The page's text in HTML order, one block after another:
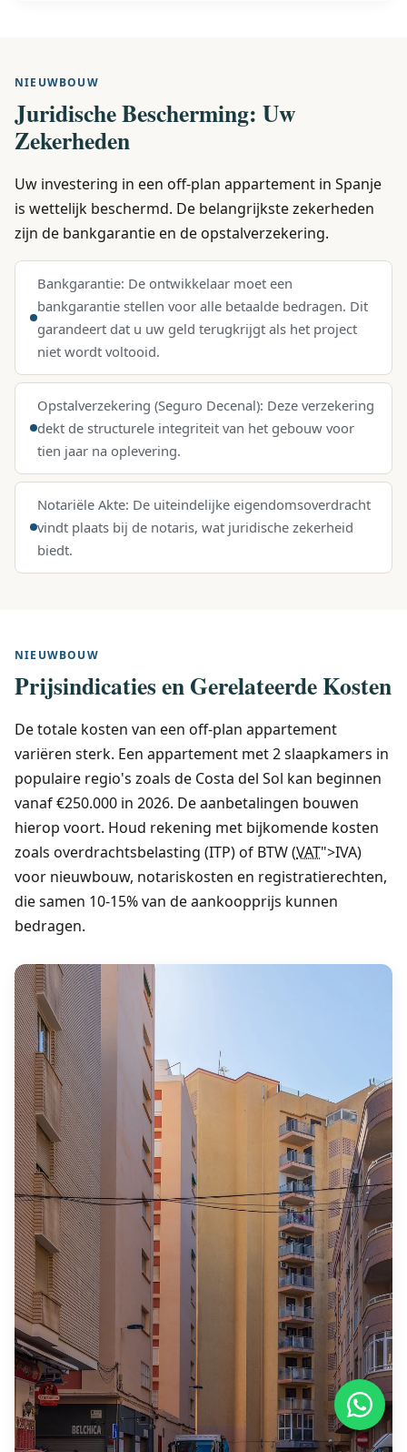
NIEUWBOUW
Juridische Bescherming: Uw
Zekerheden
Uw investering in een off-plan appartement in Spanje
is wettelijk beschermd. De belangrijkste zekerheden
zijn de bankgarantie en de opstalverzekering.
Bankgarantie: De ontwikkelaar moet een
bankgarantie stellen voor alle betaalde bedragen. Dit
garandeert dat u uw geld terugkrijgt als het project
niet wordt voltooid.
Opstalverzekering (Seguro Decenal): Deze verzekering
dekt de structurele integriteit van het gebouw voor
tien jaar na oplevering.
Notariële Akte: De uiteindelijke eigendomsoverdracht
vindt plaats bij de notaris, wat juridische zekerheid
biedt.
NIEUWBOUW
Prijsindicaties en Gerelateerde Kosten
De totale kosten van een off-plan appartement
variëren sterk. Een appartement met 2 slaapkamers in
populaire regio's zoals de Costa del Sol kan beginnen
vanaf €250.000 in 2026. De aanbetalingen bouwen
hierop voort. Houd rekening met bijkomende kosten
zoals overdrachtsbelasting (ITP) of BTW (VAT">IVA)
voor nieuwbouw, notariskosten en registratierechten,
die samen 10-15% van de aankoopprijs kunnen
bedragen.